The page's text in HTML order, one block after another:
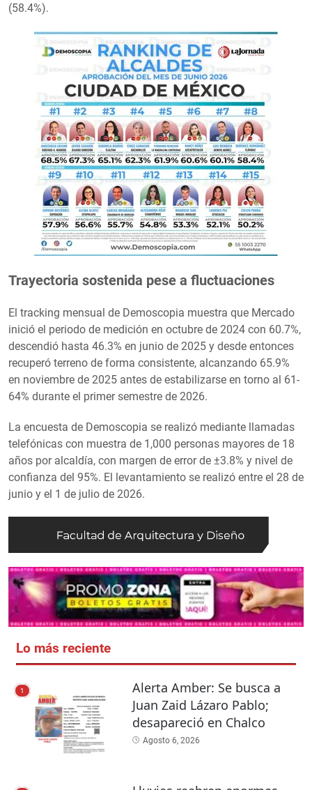
(58.4%).
Trayectoria sostenida pese a fluctuaciones
El tracking mensual de Demoscopia muestra que Mercado
inició el periodo de medición en octubre de 2024 con 60.7%,
descendió hasta 46.3% en junio de 2025 y desde entonces
recuperó terreno de forma consistente, alcanzando 65.9%
en noviembre de 2025 antes de estabilizarse en torno al 61-
64% durante el primer semestre de 2026.
La encuesta de Demoscopia se realizó mediante llamadas
telefónicas con muestra de 1,000 personas mayores de 18
años por alcaldía, con margen de error de ±3.8% y nivel de
confianza del 95%. El levantamiento se realizó entre el 28 de
junio y el 1 de julio de 2026.
Lo más reciente
1
Alerta Amber: Se busca a
Juan Zaid Lázaro Pablo;
desapareció en Chalco
Agosto 6, 2026